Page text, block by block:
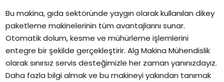
Bu makina, gıda sektöründe yaygın olarak kullanılan dikey
paketleme makinelerinin tüm avantajlarını sunar.
Otomatik dolum, kesme ve mühürleme işlemlerini
entegre bir şekilde gerçekleştirir. Alg Makina Mühendislik
olarak sınırsız servis desteğimizle her zaman yanınızdayız.
Daha fazla bilgi almak ve bu makineyi yakından tanımak